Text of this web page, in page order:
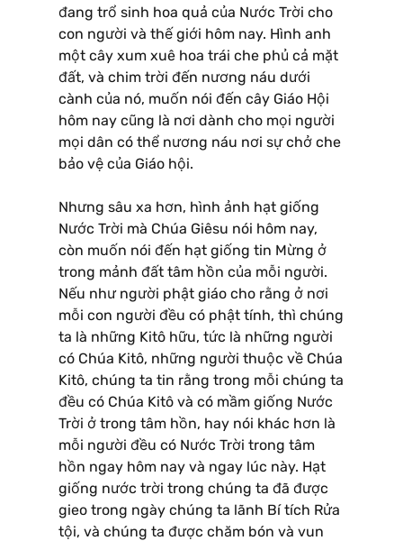
đang trổ sinh hoa quả của Nước Trời cho
con người và thế giới hôm nay. Hình anh
một cây xum xuê hoa trái che phủ cả mặt
đất, và chim trời đến nương náu dưới
cành của nó, muốn nói đến cây Giáo Hội
hôm nay cũng là nơi dành cho mọi người
mọi dân có thể nương náu nơi sự chở che
bảo vệ của Giáo hội.
Nhưng sâu xa hơn, hình ảnh hạt giống
Nước Trời mà Chúa Giêsu nói hôm nay,
còn muốn nói đến hạt giống tin Mừng ở
trong mảnh đất tâm hồn của mỗi người.
Nếu như người phật giáo cho rằng ở nơi
mỗi con người đều có phật tính, thì chúng
ta là những Kitô hữu, tức là những người
có Chúa Kitô, những người thuộc về Chúa
Kitô, chúng ta tin rằng trong mỗi chúng ta
đều có Chúa Kitô và có mầm giống Nước
Trời ở trong tâm hồn, hay nói khác hơn là
mỗi người đều có Nước Trời trong tâm
hồn ngay hôm nay và ngay lúc này. Hạt
giống nước trời trong chúng ta đã được
gieo trong ngày chúng ta lãnh Bí tích Rửa
tội, và chúng ta được chăm bón và vun